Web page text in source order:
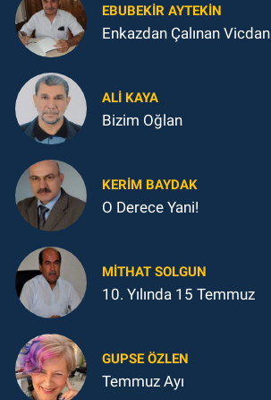
EBUBEKIR AYTEKIN
Enkazdan Çalınan Vicdan
ALI KAYA
Bizim Oğlan
KERIM BAYDAK
O Derece Yani!
MITHAT SOLGUN
10. Yılında 15 Temmuz
GUPSE ÖZLEN
Temmuz Ayı